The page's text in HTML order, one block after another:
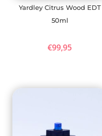
Yardley Citrus Wood EDT
50ml
€99,95